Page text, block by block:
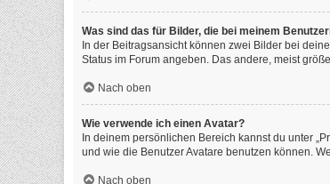
Was sind das für Bilder, die bei meinem
In der Beitragsansicht können zwei Bilder bei
Status im Forum angeben. Das andere, meist
Nach oben
Wie verwende ich einen Avatar?
In deinem persönlichen Bereich kannst du unter
und wie die Benutzer Avatare benutzen können.
Nach oben